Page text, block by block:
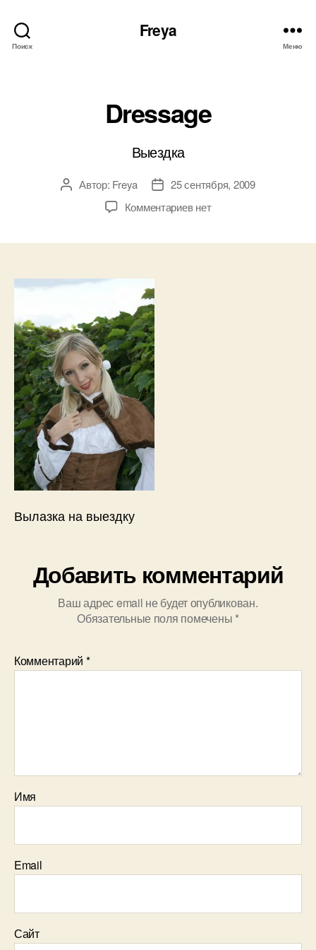
Поиск
Freya
Меню
Dressage
Выездка
АвторАвтор: Freya
Дата25 сентября, 2009
Комментариевк
нет
Вылазка на выездку
Добавить комментарий
Ваш адрес email не будет опубликован.
Обязательные поля помечены *
Комментарий *
Имя
Email
Сайт